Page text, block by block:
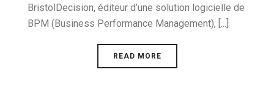
BristolDecision, éditeur d’une solution logicielle de
BPM (Business Performance Management), [...]
READ MORE